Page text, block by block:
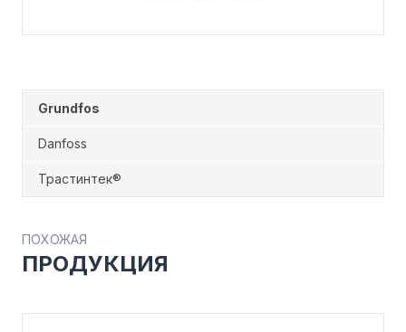
Grundfos
Danfoss
Трастинтек®
ПОХОЖАЯ
ПРОДУКЦИЯ